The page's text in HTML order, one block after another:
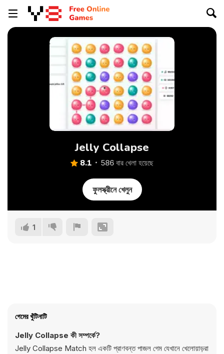
Jelly Collapse
8.1 586 বার খেলা হয়েছে
ফুলস্ক্রীনে খেলুন
1
গেমের খুঁটিনাটি
Jelly Collapse কী সম্পর্কে?
Jelly Collapse Match হল একটি প্রাণবন্ত পাজল গেম যেখানে খেলোয়াড়রা